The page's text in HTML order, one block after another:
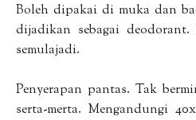
Boleh dipakai di muka dan
dijadikan sebagai
semulajadi.
Penyerapan pantas. Tak
serta-merta. Mengandungi